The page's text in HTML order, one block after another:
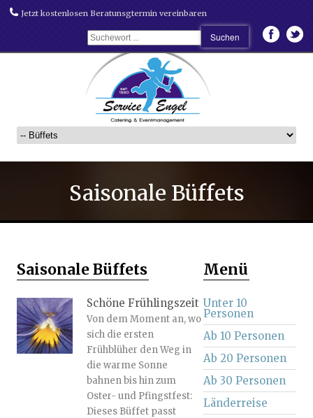
Jetzt kostenlosen Beratunsgtermin vereinbaren
Saisonale Büffets
Menü
Unter 10
Personen
Ab 10 Personen
Ab 20 Personen
Ab 30 Personen
Länderreise
Saisonale Büffets
Schöne Frühlingszeit
Von dem Moment an, wo
sich die ersten
Frühblüher den Weg in
die warme Sonne
bahnen bis hin zum
Oster- und Pfingstfest:
Dieses Büffet passt